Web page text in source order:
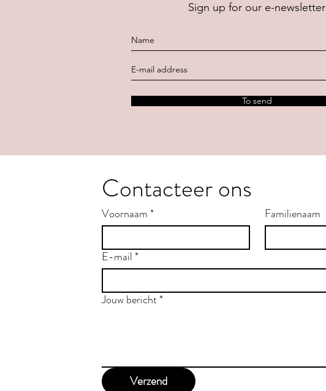
Sign up for our e-newsletter
To send
Contacteer ons
Voornaam* Familienaam
E-mail*
Jouw bericht*
Verzend